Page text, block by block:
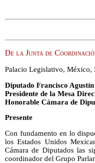
De la Junta de
Palacio Legislativo, México,
Diputado Francisco
Presidente de la Mesa
Honorable Cámara de
Presente
Con fundamento en lo
los Estados Unidos
Cámara de Diputados las
coordinador del Grupo